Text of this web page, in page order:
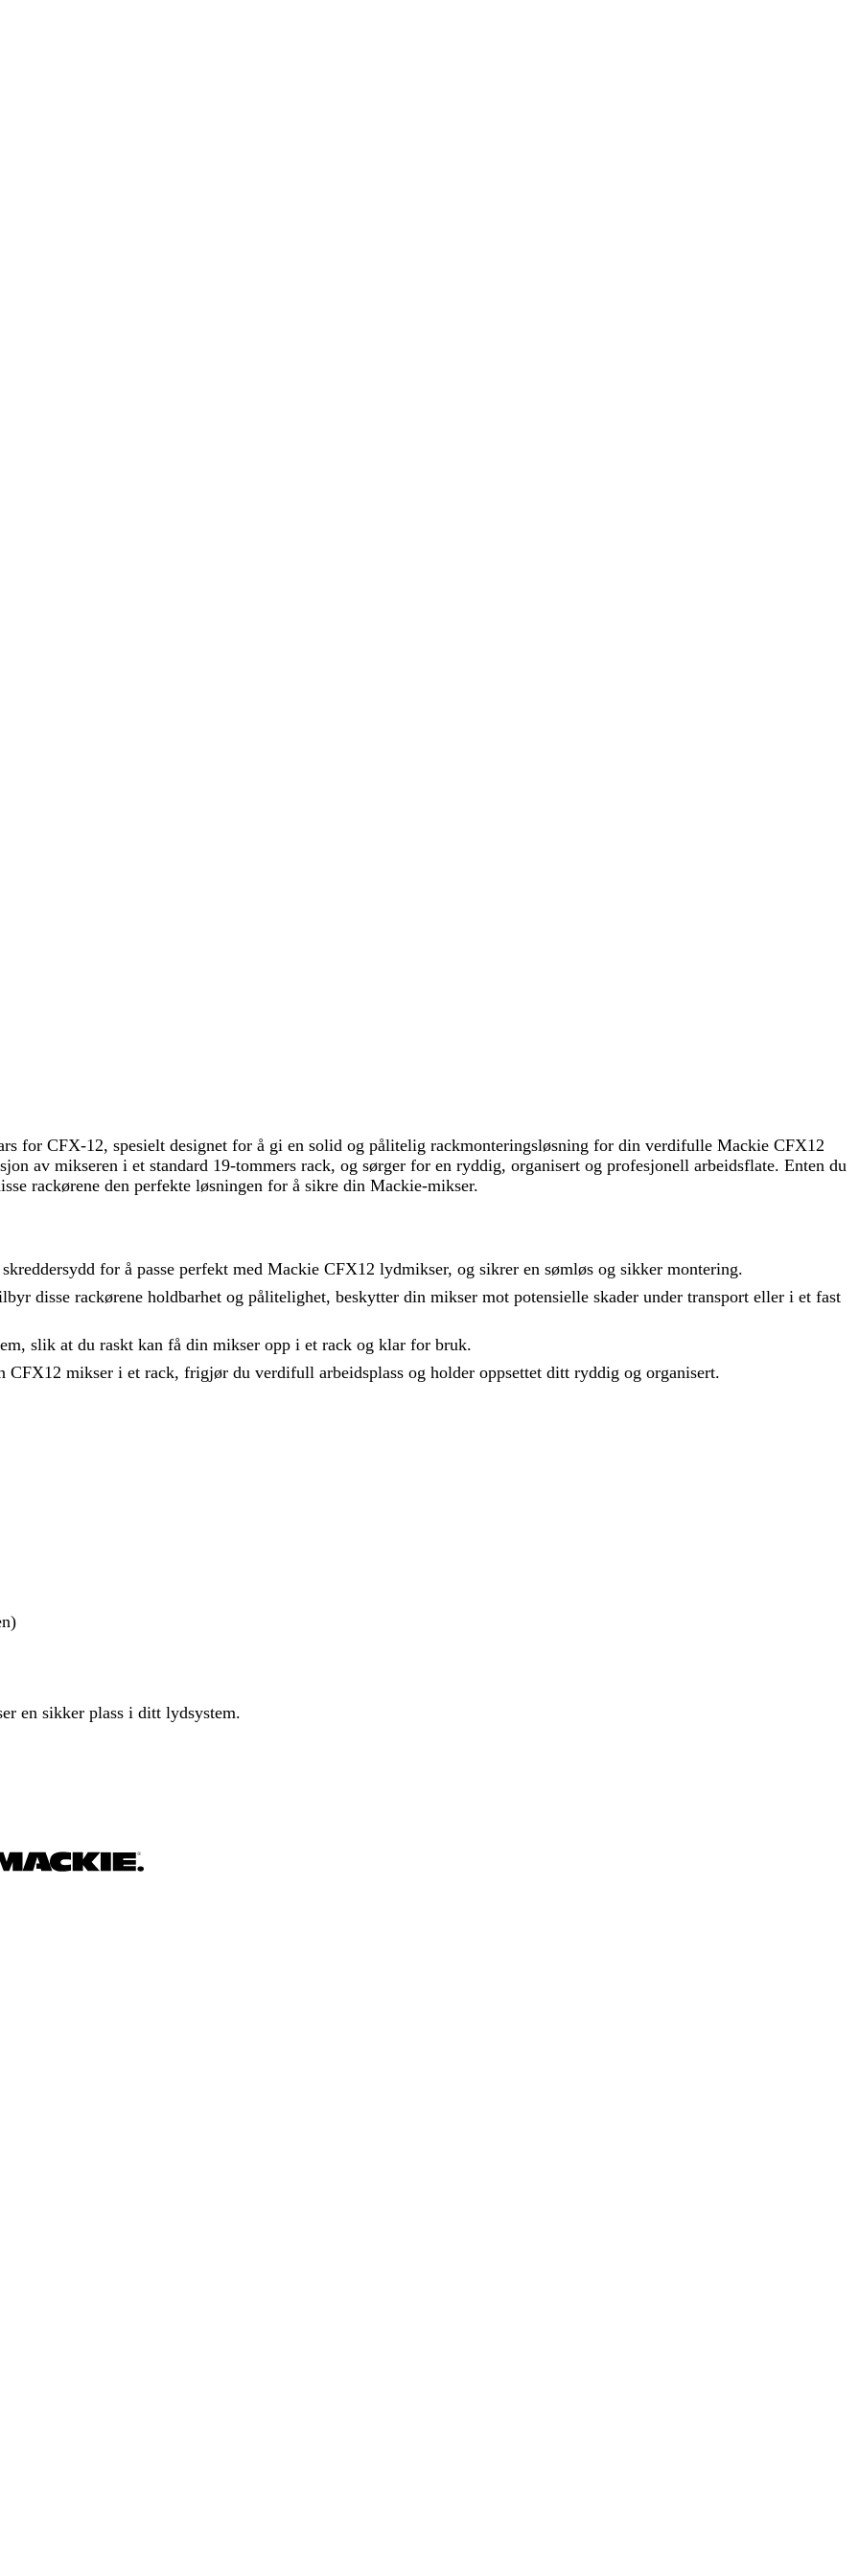
for CFX-12, spesielt designet for å gi en solid og pålitelig rackmonteringsløsning for din verdifulle Mackie CFX12
av mikseren i et standard 19-tommers rack, og sørger for en ryddig, organisert og profesjonell arbeidsflate. Enten du
rackørene den perfekte løsningen for å sikre din Mackie-mikser.
for å passe perfekt med Mackie CFX12 lydmikser, og sikrer en sømløs og sikker montering.
disse rackørene holdbarhet og pålitelighet, beskytter din mikser mot potensielle skader under transport eller i et fast
slik at du raskt kan få din mikser opp i et rack og klar for bruk.
CFX12 mikser i et rack, frigjør du verdifull arbeidsplass og holder oppsettet ditt ryddig og organisert.
en sikker plass i ditt lydsystem.